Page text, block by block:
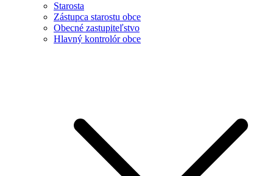
Starosta
Zástupca starostu obce
Obecné zastupiteľstvo
Hlavný kontrolór obce